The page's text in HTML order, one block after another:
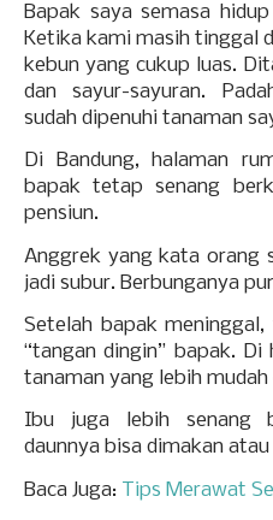
Bapak saya semasa
Ketika kami masih tinggal
kebun yang cukup luas.
dan sayur-sayuran.
sudah dipenuhi tanaman
Di Bandung, halaman
bapak tetap senang
pensiun.
Anggrek yang kata orang
jadi subur. Berbunganya
Setelah bapak
“tangan dingin” bapak.
tanaman yang lebih
Ibu juga lebih senang
daunnya bisa dimakan
Baca Juga: Tips Merawat